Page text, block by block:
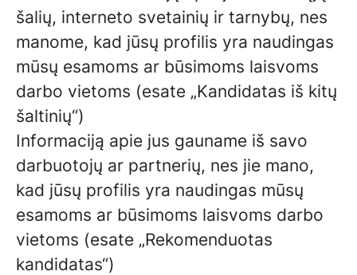
šalių, interneto svetainių ir tarnybų, nes
manome, kad jūsų profilis yra naudingas
mūsų esamoms ar būsimoms laisvoms
darbo vietoms (esate „Kandidatas iš kitų
šaltinių“)
Informaciją apie jus gauname iš savo
darbuotojų ar partnerių, nes jie mano,
kad jūsų profilis yra naudingas mūsų
esamoms ar būsimoms laisvoms darbo
vietoms (esate „Rekomenduotas
kandidatas“)